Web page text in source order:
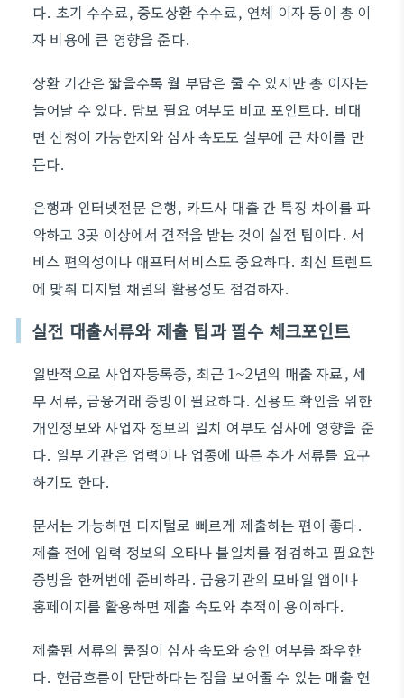
다. 초기 수수료, 중도상환 수수료, 연체 이자 등이 총 이
자 비용에 큰 영향을 준다.
상환 기간은 짧을수록 월 부담은 줄 수 있지만 총 이자는
늘어날 수 있다. 담보 필요 여부도 비교 포인트다. 비대
면 신청이 가능한지와 심사 속도도 실무에 큰 차이를 만
든다.
은행과 인터넷전문 은행, 카드사 대출 간 특징 차이를 파
악하고 3곳 이상에서 견적을 받는 것이 실전 팁이다. 서
비스 편의성이나 애프터서비스도 중요하다. 최신 트렌드
에 맞춰 디지털 채널의 활용성도 점검하자.
실전 대출서류와 제출 팁과 필수 체크포인트
일반적으로 사업자등록증, 최근 1~2년의 매출 자료, 세
무 서류, 금융거래 증빙이 필요하다. 신용도 확인을 위한
개인정보와 사업자 정보의 일치 여부도 심사에 영향을 준
다. 일부 기관은 업력이나 업종에 따른 추가 서류를 요구
하기도 한다.
문서는 가능하면 디지털로 빠르게 제출하는 편이 좋다.
제출 전에 입력 정보의 오타나 불일치를 점검하고 필요한
증빙을 한꺼번에 준비하라. 금융기관의 모바일 앱이나
홈페이지를 활용하면 제출 속도와 추적이 용이하다.
제출된 서류의 품질이 심사 속도와 승인 여부를 좌우한
다. 현금흐름이 탄탄하다는 점을 보여줄 수 있는 매출 현